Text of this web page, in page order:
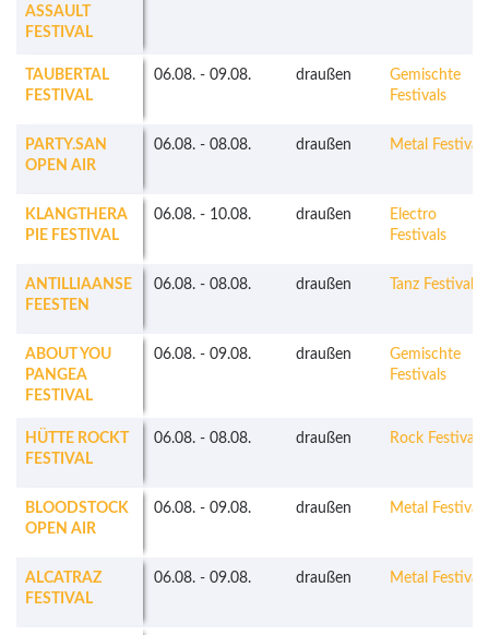
ASSAULT
FESTIVAL
TAUBERTAL
FESTIVAL
06.08. - 09.08. draußen
Gemischte
Festivals
PARTY.SAN
OPEN AIR
06.08. - 08.08. draußen Metal Festivals
KLANGTHERA
PIE FESTIVAL
06.08. - 10.08. draußen
Electro
Festivals
ANTILLIAANSE
FEESTEN
06.08. - 08.08. draußen Tanz Festivals
ABOUT YOU
PANGEA
FESTIVAL
06.08. - 09.08. draußen
Gemischte
Festivals
HÜTTE ROCKT
FESTIVAL
06.08. - 08.08. draußen Rock Festivals
BLOODSTOCK
OPEN AIR
06.08. - 09.08. draußen Metal Festivals
ALCATRAZ
FESTIVAL
06.08. - 09.08. draußen Metal Festivals